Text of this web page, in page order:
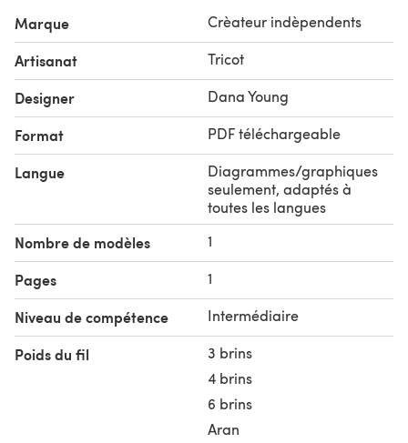
hangings, and more.
Yorkshire Terrier Chart Size:
Width: 58 stitches/blocks
Height: 89 rows/blocks
Marque Crèateur indèpendents
Artisanat Tricot
Designer Dana Young
Format PDF téléchargeable
Langue
Diagrammes/graphiques
seulement, adaptés à
toutes les langues
Nombre de modèles 1
Pages 1
Niveau de compétence Intermédiaire
Poids du fil
3 brins
4 brins
6 brins
Aran